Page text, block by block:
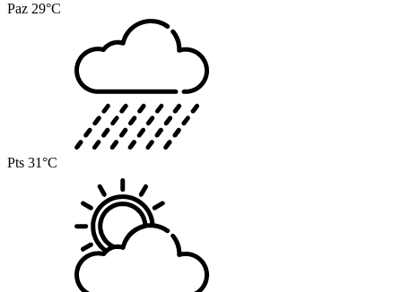
Paz 29°C
Pts 31°C